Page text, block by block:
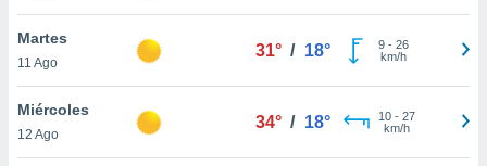
cookies
aceptar
Martes
11 Ago
31° / 18° 9- 26
km/h
Miércoles
12 Ago
34° / 18° 10- 27
km/h